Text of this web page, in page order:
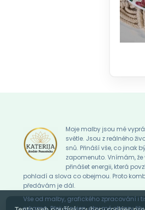
Moje malby jsou mé
světle. Jsou z reálného
snů. Přináší vše, co jinak
zapomenuto. Vnímám, že
přinášet energii, která
pohladí a slova co obejmou. Proto
předávám je dál.
Vše od malby, grafického zpracování i